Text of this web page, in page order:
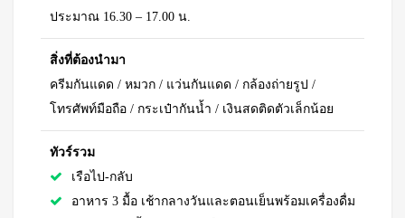
ประมาณ 16.30 – 17.00 น.
สิ่งที่ต้องนำมา
ครีมกันแดด / หมวก / แว่นกันแดด / กล้องถ่ายรูป /
โทรศัพท์มือถือ / กระเป๋ากันน้ำ / เงินสดติดตัวเล็กน้อย
ทัวร์รวม
เรือไป-กลับ
อาหาร 3 มื้อ เช้ากลางวันและตอนเย็นพร้อมเครื่องดื่ม